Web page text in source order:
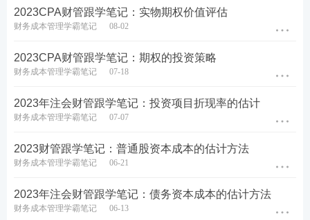
助你硬核考证。0元领课，先来免费试听学习>>
专享训练营，送教材 教辅>>试听入口
2023CPA财管跟学笔记：实物期权价值评估
财务成本管理学霸笔记 08-02
2023CPA财管跟学笔记：期权的投资策略
财务成本管理学霸笔记 07-18
2023年注会财管跟学笔记：投资项目折现率的估计
财务成本管理学霸笔记 07-07
2023财管跟学笔记：普通股资本成本的估计方法
财务成本管理学霸笔记 06-21
2023年注会财管跟学笔记：债务资本成本的估计方法
财务成本管理学霸笔记 06-13